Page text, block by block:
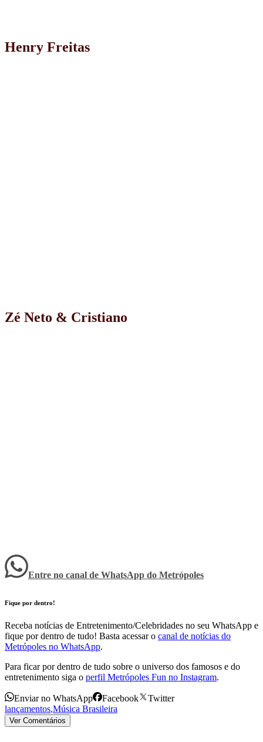
Henry Freitas
Zé Neto & Cristiano
Entre no canal de WhatsApp do Metrópoles
Fique por dentro!
Receba notícias de Entretenimento/Celebridades no seu WhatsApp e
fique por dentro de tudo! Basta acessar o canal de notícias do
Metrópoles no WhatsApp.
Para ficar por dentro de tudo sobre o universo dos famosos e do
entretenimento siga o perfil Metrópoles Fun no Instagram.
Enviar no WhatsApp Facebook
Twitter
lançamentos,Música Brasileira
Ver Comentários